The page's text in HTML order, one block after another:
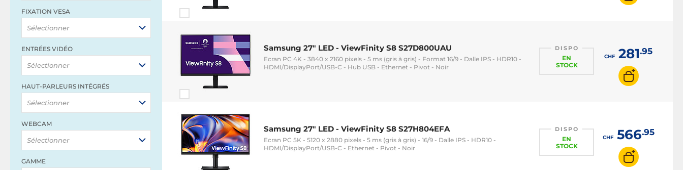
FIXATION VESA
Sélectionner
ENTRÉES VIDÉO
Sélectionner
HAUT-PARLEURS INTÉGRÉS
Sélectionner
WEBCAM
Sélectionner
GAMME
Samsung 27" LED - ViewFinity S8 S27D800UAU
Ecran PC 4K - 3840 x 2160 pixels - 5 ms (gris à gris) - Format 16/9 - Dalle IPS - HDR10 -
HDMI/DisplayPort/USB-C - Hub USB - Ethernet - Pivot - Noir
DISPO
EN
STOCK
CHF281.95
Samsung 27" LED - ViewFinity S8 S27H804EFA
Ecran PC 5K - 5120 x 2880 pixels - 5 ms (gris à gris) - 16/9 - Dalle IPS - HDR10 -
HDMI/DisplayPort/USB-C - Ethernet - Pivot - Noir
DISPO
EN
STOCK
CHF566.95